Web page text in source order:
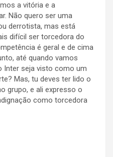
a vitória e a
Não quero ser uma
derrotista, mas está
difícil ser torcedora do
é geral e de cima
até quando vamos
Inter seja visto como um
Mas, tu deves ter lido o
grupo, e ali expresso o
como torcedora